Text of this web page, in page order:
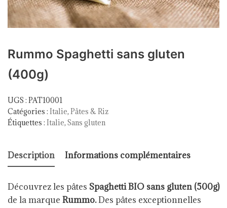
Rummo Spaghetti sans gluten
(400g)
UGS : PAT10001
Catégories : Italie, Pâtes & Riz
Étiquettes : Italie, Sans gluten
Description Informations complémentaires
Découvrez les pâtes Spaghetti BIO sans gluten (500g)
de la marque Rummo.Des pâtes exceptionnelles